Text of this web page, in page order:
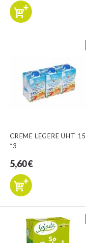
CREME LEGERE UHT
*3
5,60 €